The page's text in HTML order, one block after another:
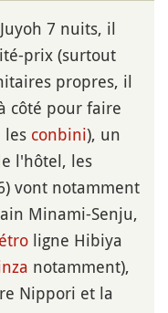
7 nuits, il
prix (surtout
propres, il
côté pour faire
les conbini), un
l'hôtel, les
vont notamment
Minami-Senju,
ligne Hibiya
notamment),
Nippori et la